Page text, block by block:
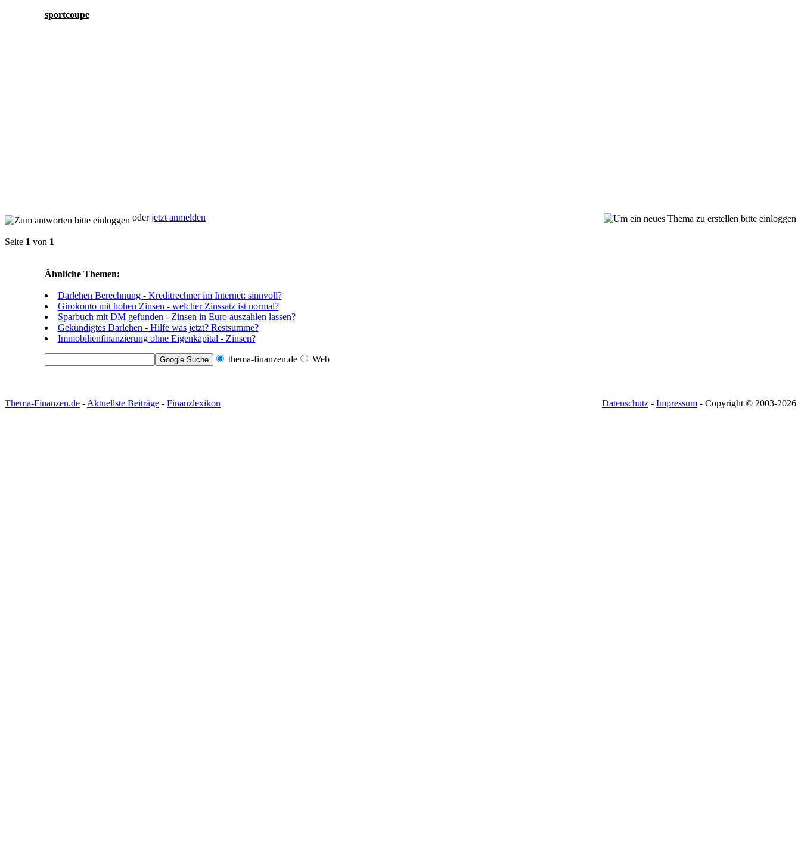
sportcoupe
oderjetzt anmelden
Seite 1 von 1
Ähnliche Themen:
Darlehen Berechnung - Kreditrechner im Internet: sinnvoll?
Girokonto mit hohen Zinsen - welcher Zinssatz ist normal?
Sparbuch mit DM gefunden - Zinsen in Euro auszahlen lassen?
Gekündigtes Darlehen - Hilfe was jetzt? Restsumme?
Immobilienfinanzierung ohne Eigenkapital - Zinsen?
thema-finanzen.de Web
Thema-Finanzen.de - Aktuellste Beiträge - Finanzlexikon Datenschutz - Impressum - Copyright © 2003-2026